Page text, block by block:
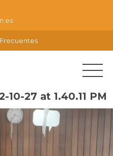
27 at 1.40.11 PM